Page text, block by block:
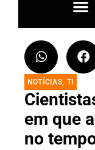
NOTÍCIAS, TI
em que
no